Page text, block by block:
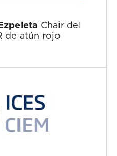
Chair del
de atún rojo